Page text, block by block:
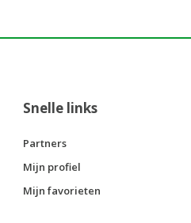
Snelle links
Partners
Mijn profiel
Mijn favorieten